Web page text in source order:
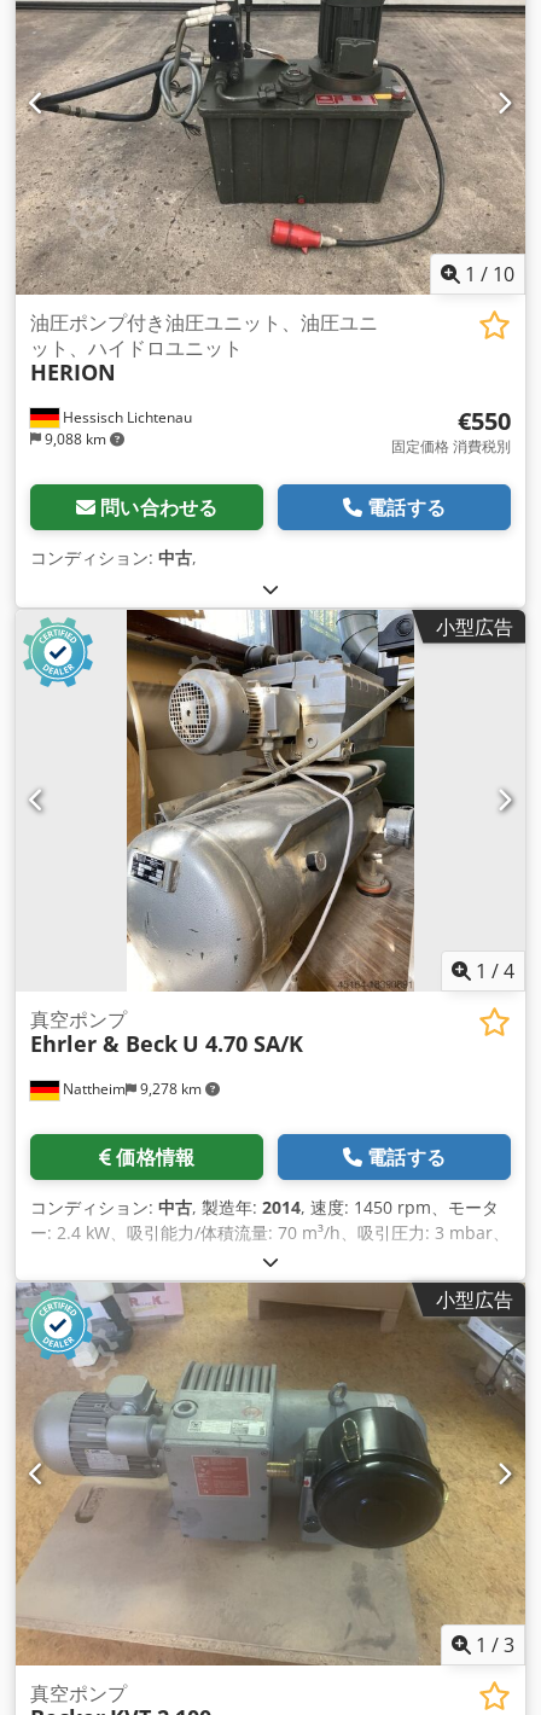
1 / 10
Hessisch Lichtenau
9,088 km
油圧ポンプ付き油圧ユニット、油圧ユニ
ット、ハイドロユニット
HERION
€550
固定価格 消費税別
問い合わせる 電話する
コンディション: 中古,
小型広告
1 /4
Nattheim 9,278 km
真空ポンプ
Ehrler & Beck U 4.70 SA/K
価格情報 電話する
コンディション: 中古, 製造年: 2014, 速度: 1450 rpm、モータ
ー: 2.4 kW、吸引能力/体積流量: 70 m³/h、吸引圧力: 3 mbar、
ボイラー: 動作圧力 0.99 bar、内容量/リットル: 90 動作。温度
50℃ 年 1989 番号 400 100 保管場所: サプライヤー Dsdpevvi
Nnjfx Al Sswa
小型広告
1 /3
真空ポンプ